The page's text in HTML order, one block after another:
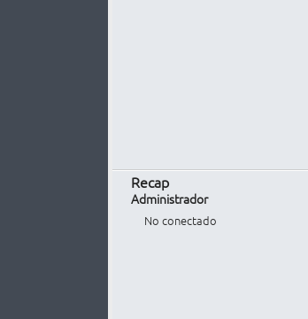
Recap
Administrador
No conectado